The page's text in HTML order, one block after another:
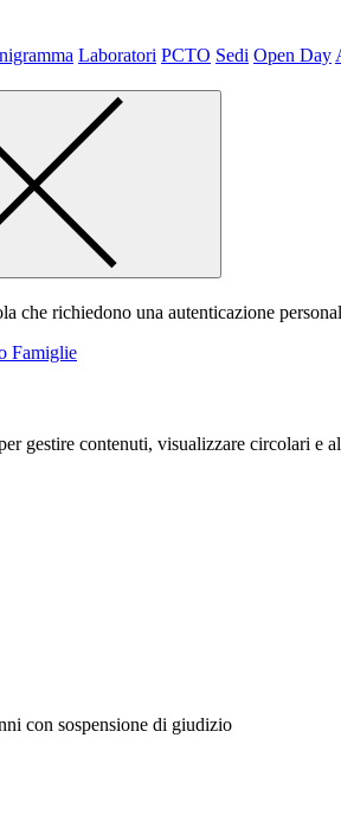
Laboratori PCTO Sedi Open Day
che richiedono una autenticazione
Famiglie
gestire contenuti, visualizzare circolari e
con sospensione di giudizio